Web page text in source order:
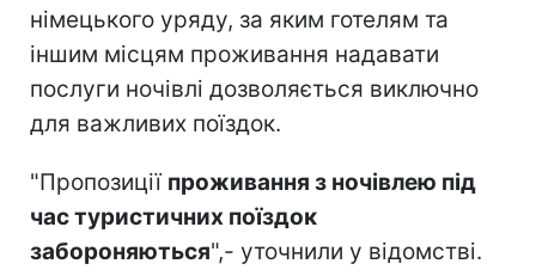
німецького уряду, за яким готелям та
іншим місцям проживання надавати
послуги ночівлі дозволяється виключно
для важливих поїздок.
"Пропозиції проживання з ночівлею під
час туристичних поїздок
забороняються",- уточнили у відомстві.